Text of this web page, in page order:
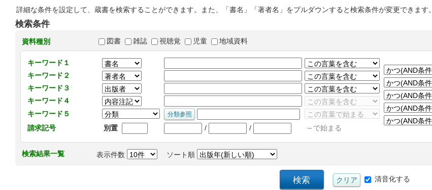
詳細な条件を設定して、蔵書を検索することができます。また、「書名」「著者名」をプルダウンすると検索条件が変更できます。
検索条件
資料種別 図書 雑誌 視聴覚 児童 地域資料
キーワード１
キーワード２
キーワード３
キーワード４
キーワード５
請求記号
別置 / / ～で始まる
検索結果一覧 表示件数 ソート順
清音化する